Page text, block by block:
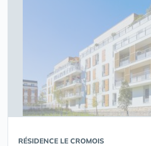
RÉSIDENCE LE CROMOIS